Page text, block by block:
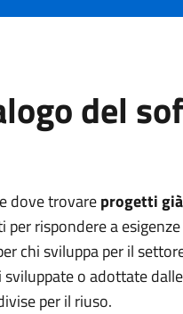
del
dove trovareprogetti
per rispondere a
chi sviluppa per il
o adottate dalle
per il riuso.